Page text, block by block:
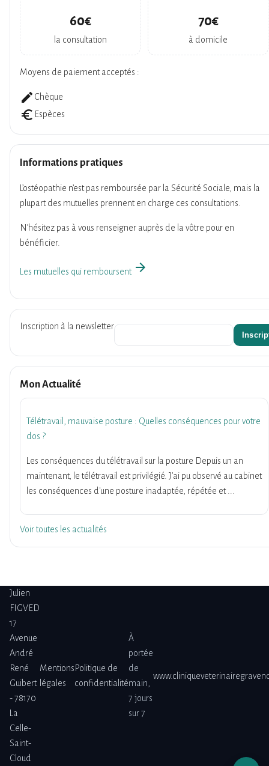
60€
la consultation
70€
à domicile
Moyens de paiement acceptés :
create Chèque
euro_symbol Espèces
Informations pratiques
L’ostéopathie n’est pas remboursée par la Sécurité Sociale, mais la
plupart des mutuelles prennent en charge ces consultations.
N’hésitez pas à vous renseigner auprès de la vôtre pour en
bénéficier.
Les mutuelles qui remboursent arrow_forward
Inscription à la newsletter
Mon Actualité
Télétravail, mauvaise posture : Quelles conséquences pour votre
dos ?
Les conséquences du télétravail sur la posture Depuis un an
maintenant, le télétravail est privilégié. J'ai pu observé au cabinet
les conséquences d'une posture inadaptée, répétée et ...
Voir toutes les actualités
Julien
FIGVED
17
Avenue
André
René
Guibert
- 78170
La
Celle-
Saint-
Cloud
Mentions
légales
Politique de
confidentialité
À
portée
de
main,
7 jours
sur 7